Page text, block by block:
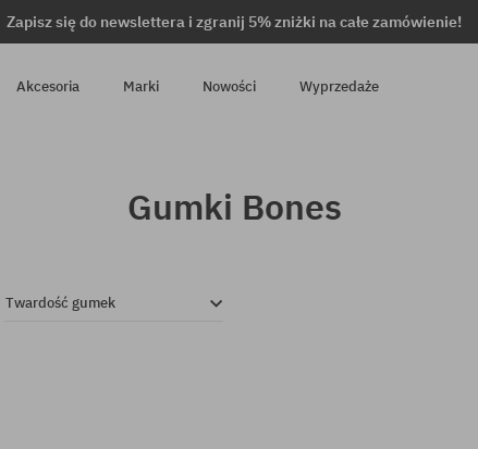
Zapisz się do newslettera i zgranij 5% zniżki na całe zamówienie!
Akcesoria Marki Nowości Wyprzedaże
Gumki Bones
Twardość gumek